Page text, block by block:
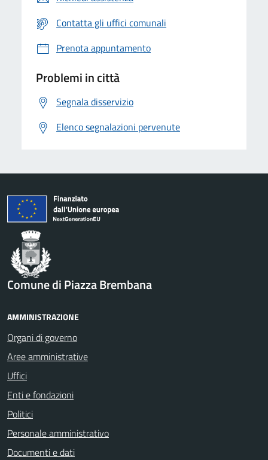
Contatta gli uffici comunali
Prenota appuntamento
Problemi in città
Segnala disservizio
Elenco segnalazioni pervenute
Comune di Piazza Brembana
AMMINISTRAZIONE
Organi di governo
Aree amministrative
Uffici
Enti e fondazioni
Politici
Personale amministrativo
Documenti e dati